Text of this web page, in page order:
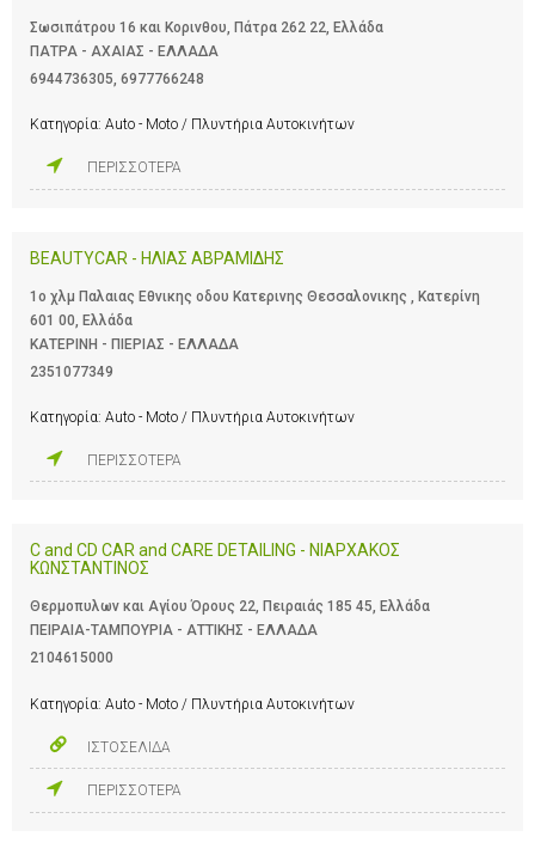
Σωσιπάτρου 16 και Κορινθου, Πάτρα 262 22, Ελλάδα
ΠΑΤΡΑ - ΑΧΑΙΑΣ - ΕΛΛΑΔΑ
6944736305 6977766248
Κατηγορία: Auto - Moto / Πλυντήρια Αυτοκινήτων
ΠΕΡΙΣΣΟΤΕΡΑ
BEAUTYCAR - ΗΛΙΑΣ ΑΒΡΑΜΙΔΗΣ
1o χλμ Παλαιας Εθνικης οδου Κατερινης Θεσσαλονικης , Κατερίνη
601 00, Ελλάδα
ΚΑΤΕΡΙΝΗ - ΠΙΕΡΙΑΣ - ΕΛΛΑΔΑ
2351077349
Κατηγορία: Auto - Moto / Πλυντήρια Αυτοκινήτων
ΠΕΡΙΣΣΟΤΕΡΑ
C and CD CAR and CARE DETAILING - ΝΙΑΡΧΑΚΟΣ
ΚΩΝΣΤΑΝΤΙΝΟΣ
Θερμοπυλων και Αγίου Όρους 22, Πειραιάς 185 45, Ελλάδα
ΠΕΙΡΑΙΑ-ΤΑΜΠΟΥΡΙΑ - ΑΤΤΙΚΗΣ - ΕΛΛΑΔΑ
2104615000
Κατηγορία: Auto - Moto / Πλυντήρια Αυτοκινήτων
ΙΣΤΟΣΕΛΙΔΑ
ΠΕΡΙΣΣΟΤΕΡΑ